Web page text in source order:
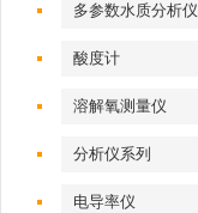
多参数水质分析仪
酸度计
溶解氧测量仪
分析仪系列
电导率仪